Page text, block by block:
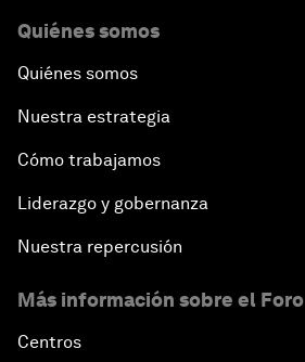
Quiénes somos
Quiénes somos
Nuestra estrategia
Cómo trabajamos
Liderazgo y gobernanza
Nuestra repercusión
Más información sobre el Foro
Centros